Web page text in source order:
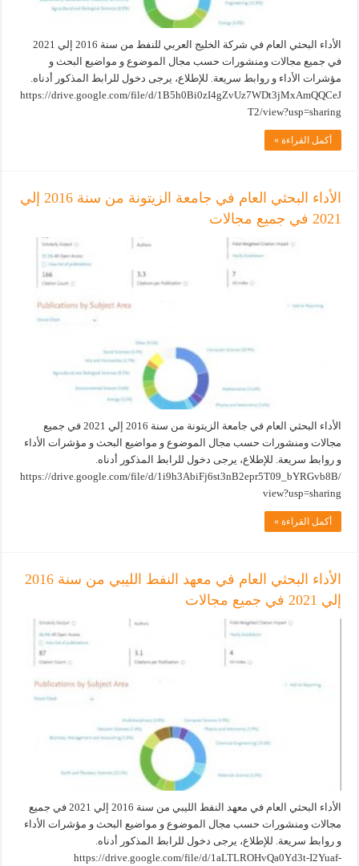
الأداء البحثي العام في شركة الخليج العربي للنفط من سنة 2016 إلي 2021
في جميع مجالات ومنشورات حسب مجال الموضوع و مواضيع البحث و
مؤشرات الأداء و روابط سريعة. للإطلاع، يرجى دخول للرابط المذكور أدناه.
https://drive.google.com/file/d/1B5h0Bi0zI4gZvUz7WDt3jMxAmQQCeJ
T2/view?usp=sharing
أكمل القراءة »
الأداء البحثي العام في جامعة الزيتونة من سنة 2016 إلي
2021 في جميع مجالات
الأداء البحثي العام في جامعة الزيتونة من سنة 2016 إلي 2021 في جميع
مجالات ومنشورات حسب مجال الموضوع و مواضيع البحث و مؤشرات الأداء
و روابط سريعة. للإطلاع، يرجى دخول للرابط المذكور أدناه.
https://drive.google.com/file/d/1i9h3AbiFj6st3nB2epr5T09_bYRGvb8B/
view?usp=sharing
أكمل القراءة »
الأداء البحثي العام في معهد النفط الليبي من سنة 2016
إلي 2021 في جميع مجالات
الأداء البحثي العام في معهد النفط الليبي من سنة 2016 إلي 2021 في جميع
مجالات ومنشورات حسب مجال الموضوع و مواضيع البحث و مؤشرات الأداء
و روابط سريعة. للإطلاع، يرجى دخول للرابط المذكور أدناه.
https://drive.google.com/file/d/1aLTLROHvQa0Yd3t-I2Yuaf-